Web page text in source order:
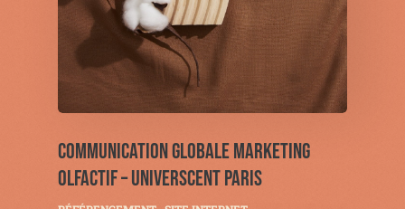
COMMUNICATION GLOBALE MARKETING
OLFACTIF – UNIVERSCENT PARIS